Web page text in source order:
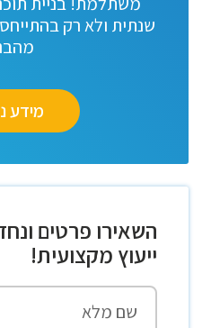
שנתית ולא רק
מהבנק
מידע
השאירו פרטים
ייעוץ מקצועית!